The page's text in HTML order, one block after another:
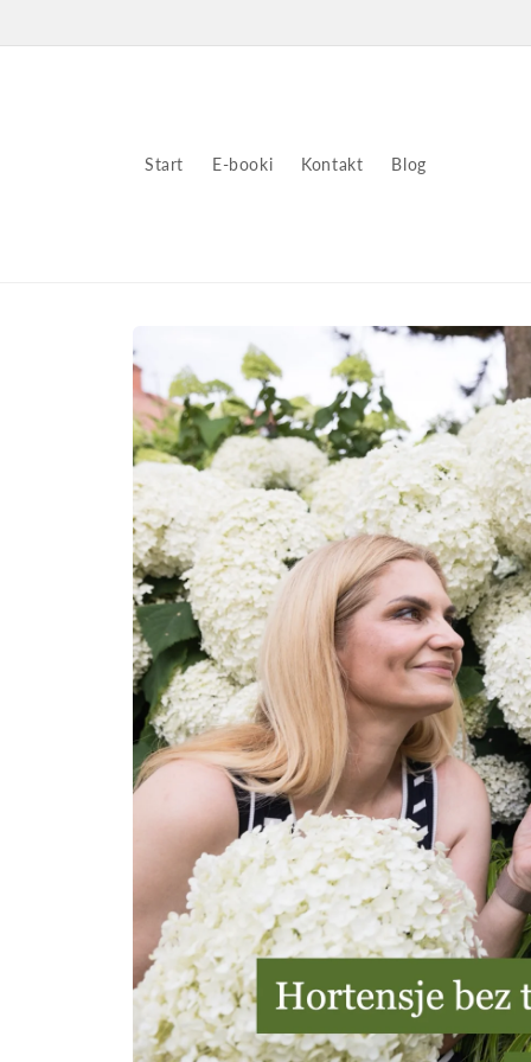
treści
Start E-booki Kontakt Blog
informacji
o
produkcie